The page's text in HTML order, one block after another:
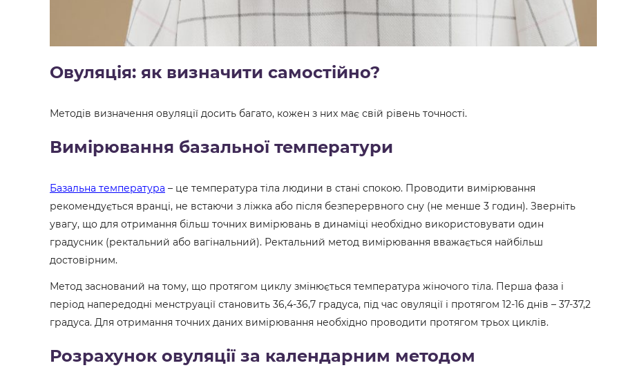
Овуляція: як визначити самостійно?
Методів визначення овуляції досить багато, кожен з них має свій рівень точності.
Вимірювання базальної температури
Базальна температура – це температура тіла людини в стані спокою. Проводити вимірювання
рекомендується вранці, не встаючи з ліжка або після безперервного сну (не менше 3 годин). Зверніть
увагу, що для отримання більш точних вимірювань в динаміці необхідно використовувати один
градусник (ректальний або вагінальний). Ректальний метод вимірювання вважається найбільш
достовірним.
Метод заснований на тому, що протягом циклу змінюється температура жіночого тіла. Перша фаза і
період напередодні менструації становить 36,4-36,7 градуса, під час овуляції і протягом 12-16 днів – 37-37,2
градуса. Для отримання точних даних вимірювання необхідно проводити протягом трьох циклів.
Розрахунок овуляції за календарним методом